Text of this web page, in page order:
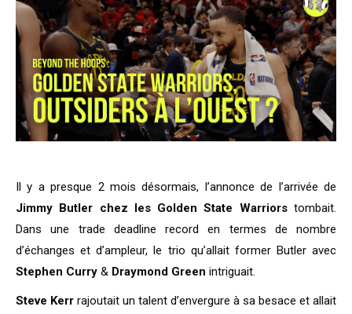
Il y a presque 2 mois désormais, l’annonce de l’arrivée de
Jimmy Butler chez les Golden State Warriorstombait.
Dans une trade deadline record en termes de nombre
d’échanges et d’ampleur, le trio qu’allait former Butler avec
Stephen Curry & Draymond Green intriguait.
Steve Kerr rajoutait un talent d’envergure à sa besace et allait